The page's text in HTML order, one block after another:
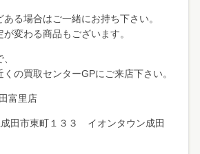
る場合はご一緒にお持ち下さい。
変わる商品もございます。
くの買取センターGPにご来店下さい。
富里店
田市東町１３３ イオンタウン成田